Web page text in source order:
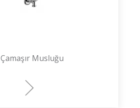
Çamaşır Musluğu